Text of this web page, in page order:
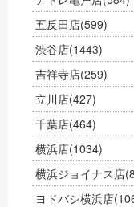
五反田店(599)
渋谷店(1443)
吉祥寺店(259)
立川店(427)
千葉店(464)
横浜店(1034)
横浜ジョイナス店
ヨドバシ横浜店